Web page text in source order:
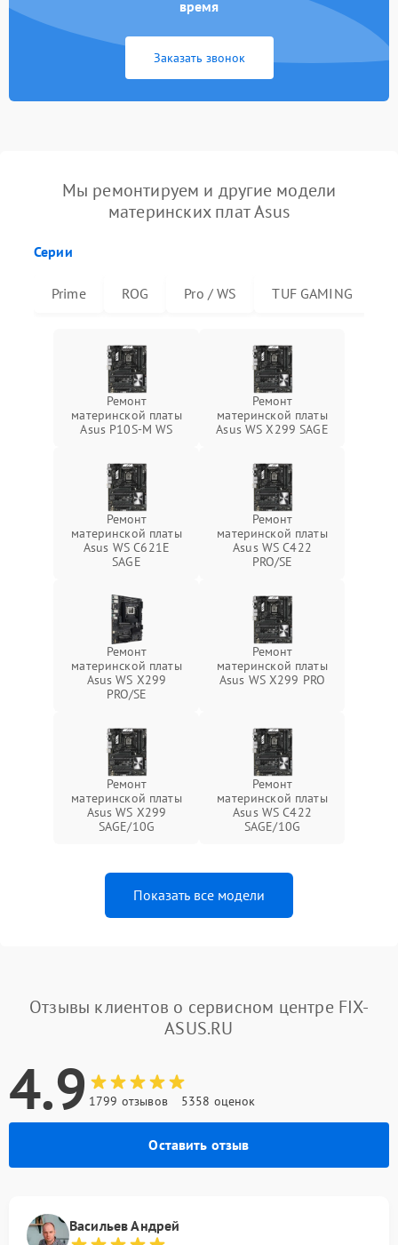
время
Заказать звонок
Мы ремонтируем и другие модели
материнских плат Asus
Серии
Prime ROG Pro / WS TUF GAMING
Ремонт
материнской платы
Asus P10S-M WS
Ремонт
материнской платы
Asus WS X299 SAGE
Ремонт
материнской платы
Asus WS C621E
SAGE
Ремонт
материнской платы
Asus WS C422
PRO/SE
Ремонт
материнской платы
Asus WS X299
PRO/SE
Ремонт
материнской платы
Asus WS X299 PRO
Ремонт
материнской платы
Asus WS X299
SAGE/10G
Ремонт
материнской платы
Asus WS C422
SAGE/10G
Показать все модели
Отзывы клиентов о сервисном центре FIX-
ASUS.RU
4.9 1799 отзывов 5358 оценок
Оставить отзыв
Васильев Андрей